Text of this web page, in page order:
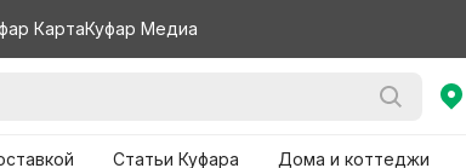
КартаКуфар Медиа
Статьи Куфара Дома и коттеджи